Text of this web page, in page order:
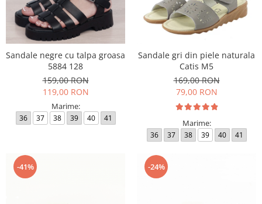
Sandale negre cu talpa groasa
5884 128
159,00 RON
119,00 RON
Marime:
36 37 38 39 40 41
Sandale gri din piele naturala
Catis M5
169,00 RON
79,00 RON
Marime:
36 37 38 39 40 41
-41% -24%